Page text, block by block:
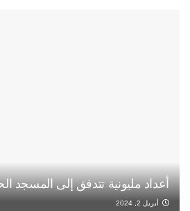
أعداد مليونية تتدفق إلى المسجد
أبريل 2, 2024